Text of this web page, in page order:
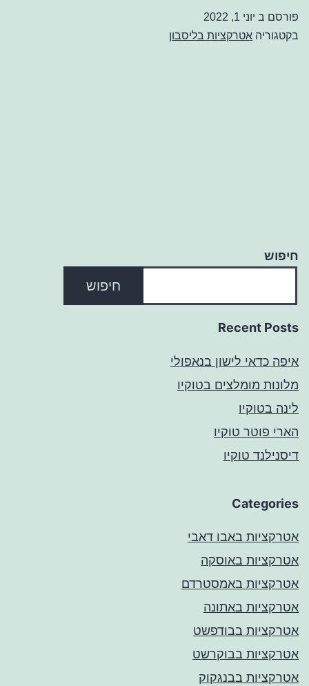
פורסם ב יוני 1, 2022
בקטגוריה אטרקציות בליסבון
חיפוש
חיפוש
Recent Posts
איפה כדאי לישון בנאפולי
מלונות מומלצים בטוקיו
לינה בטוקיו
הארי פוטר טוקיו
דיסנילנד טוקיו
Categories
אטרקציות באבו דאבי
אטרקציות באוסקה
אטרקציות באמסטרדם
אטרקציות באתונה
אטרקציות בבודפשט
אטרקציות בבוקרשט
אטרקציות בבנגקוק